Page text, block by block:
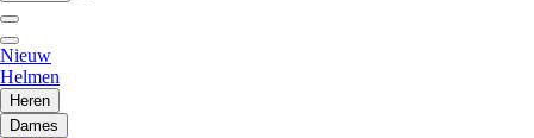
Nieuw
Helmen
Heren
Dames